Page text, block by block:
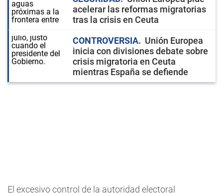
acelerar las reformas migratorias
tras la crisis en Ceuta
CONTROVERSIA
Unión Europea
inicia con divisiones debate sobre
crisis migratoria en Ceuta
mientras España se defiende
El excesivo control de la autoridad electoral